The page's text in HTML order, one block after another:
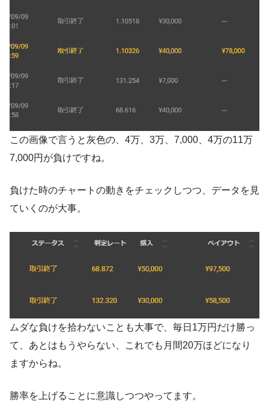
この画像で言うと灰色の、4万、3万、7,000、4万の11万
7,000円が負けですね。
負けた時のチャートの動きをチェックしつつ、データを見
ていくのが大事。
ムダな負けを拾わないことも大事で、毎日1万円だけ勝っ
て、あとはもうやらない、これでも月間20万ほどになり
ますからね。
勝率を上げることに意識しつつやってます。